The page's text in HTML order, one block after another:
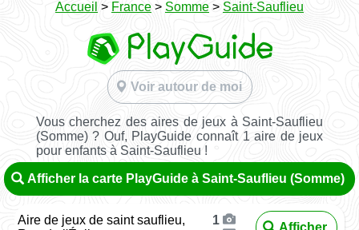
Accueil > France > Somme > Saint-Sauflieu
Voir autour de moi
Vous cherchez des aires de jeux à Saint-Sauflieu
(Somme) ? Ouf, PlayGuide connaît 1 aire de jeux
pour enfants à Saint-Sauflieu !
Afficher la carte PlayGuide à Saint-Sauflieu (Somme)
Aire de jeux de saint sauflieu,
1
Afficher